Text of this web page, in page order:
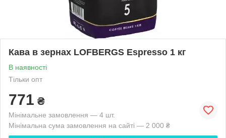
Кава в зернах LOFBERGS Espresso 1 кг
В наявності
Тільки опт
771 ₴
Мінімальне замовлення — 4 шт.
Мінімальна сума замовлення на сайті — 2 000 ₴